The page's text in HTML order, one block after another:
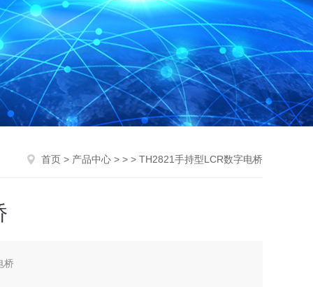
首页 > 产品中心 > > > TH2821手持型LCR数字电桥
桥